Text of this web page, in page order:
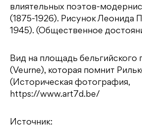
влиятельных поэтов-
(1875-1926). Рисунок Леонида
1945). (Общественное
Вид на площадь бельгийского
(Veurne), которая помнит
(Историческая фотография,
https://www.art7d.be/
Источник: